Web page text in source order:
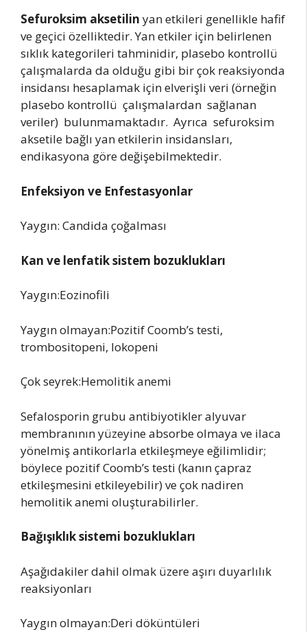
Sefuroksim aksetilin yan etkileri genellikle hafif
ve geçici özelliktedir. Yan etkiler için belirlenen
sıklık kategorileri tahminidir, plasebo kontrollü
çalışmalarda da olduğu gibi bir çok reaksiyonda
insidansı hesaplamak için elverişli veri (örneğin
plasebo kontrollü çalışmalardan sağlanan
veriler) bulunmamaktadır. Ayrıca sefuroksim
aksetile bağlı yan etkilerin insidansları,
endikasyona göre değişebilmektedir.
Enfeksiyon ve Enfestasyonlar
Yaygın: Candida çoğalması
Kan ve lenfatik sistem bozuklukları
Yaygın:Eozinofili
Yaygın olmayan:Pozitif Coomb’s testi,
trombositopeni, lokopeni
Çok seyrek:Hemolitik anemi
Sefalosporin grubu antibiyotikler alyuvar
membranının yüzeyine absorbe olmaya ve ilaca
yönelmiş antikorlarla etkileşmeye eğilimlidir;
böylece pozitif Coomb’s testi (kanın çapraz
etkileşmesini etkileyebilir) ve çok nadiren
hemolitik anemi oluşturabilirler.
Bağışıklıksistemi bozuklukları
Aşağıdakiler dahil olmak üzere aşırı duyarlılık
reaksiyonları
Yaygın olmayan:Deri döküntüleri